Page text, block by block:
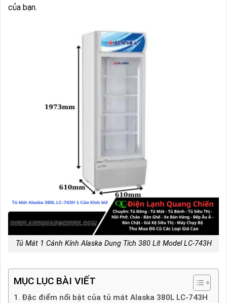
của bạn.
Tủ Mát 1 Cánh Kính Alaska Dung Tích 380 Lít Model LC-743H
MỤC LỤC BÀI VIẾT
Đặc điểm nổi bật của tủ mát Alaska 380L LC-743H